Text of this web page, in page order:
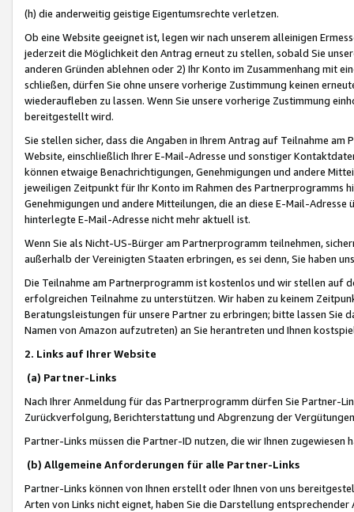
(h) die anderweitig geistige Eigentumsrechte verletzen.
Ob eine Website geeignet ist, legen wir nach unserem alleinigen
jederzeit die Möglichkeit den Antrag erneut zu stellen, sobald Sie
anderen Gründen ablehnen oder 2) Ihr Konto im Zusammenhang mit
schließen, dürfen Sie ohne unsere vorherige Zustimmung keinen
wiederaufleben zu lassen. Wenn Sie unsere vorherige Zustimmung
bereitgestellt wird.
Sie stellen sicher, dass die Angaben in Ihrem Antrag auf Teilnahme
Website, einschließlich Ihrer E-Mail-Adresse und sonstiger
können etwaige Benachrichtigungen, Genehmigungen und andere
jeweiligen Zeitpunkt für Ihr Konto im Rahmen des Partnerprogramms
Genehmigungen und andere Mitteilungen, die an diese E-Mail-
hinterlegte E-Mail-Adresse nicht mehr aktuell ist.
Wenn Sie als Nicht-US-Bürger am Partnerprogramm teilnehmen,
außerhalb der Vereinigten Staaten erbringen, es sei denn, Sie haben
Die Teilnahme am Partnerprogramm ist kostenlos und wir stellen auf
erfolgreichen Teilnahme zu unterstützen. Wir haben zu keinem
Beratungsleistungen für unsere Partner zu erbringen; bitte lassen Sie
Namen von Amazon aufzutreten) an Sie herantreten und Ihnen
2. Links auf Ihrer Website
(a) Partner-Links
Nach Ihrer Anmeldung für das Partnerprogramm dürfen Sie Partner-
Zurückverfolgung, Berichterstattung und Abgrenzung der
Partner-Links müssen die Partner-ID nutzen, die wir Ihnen zugewiesen
(b) Allgemeine Anforderungen für alle Partner-Links
Partner-Links können von Ihnen erstellt oder Ihnen von uns
Arten von Links nicht eignet, haben Sie die Darstellung